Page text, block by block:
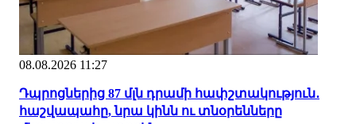
08.08.2026 11:27
Դպրոցներից 87 մլն դրամի հափշտակություն․
հաշվապահը, նրա կինն ու տնօրենները